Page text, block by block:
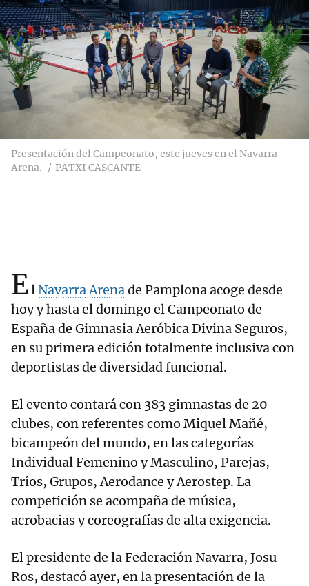
Presentación del Campeonato, este jueves en el Navarra
Arena.
PATXI CASCANTE
El Navarra Arenade Pamplona acoge desde
hoy y hasta el domingo el Campeonato de
España de Gimnasia Aeróbica Divina Seguros,
en su primera edición totalmente inclusiva con
deportistas de diversidad funcional.
El evento contará con 383 gimnastas de 20
clubes, con referentes como Miquel Mañé,
bicampeón del mundo, en las categorías
Individual Femenino y Masculino, Parejas,
Tríos, Grupos, Aerodance y Aerostep. La
competición se acompaña de música,
acrobacias y coreografías de alta exigencia.
El presidente de la Federación Navarra, Josu
Ros, destacó ayer, en la presentación de la